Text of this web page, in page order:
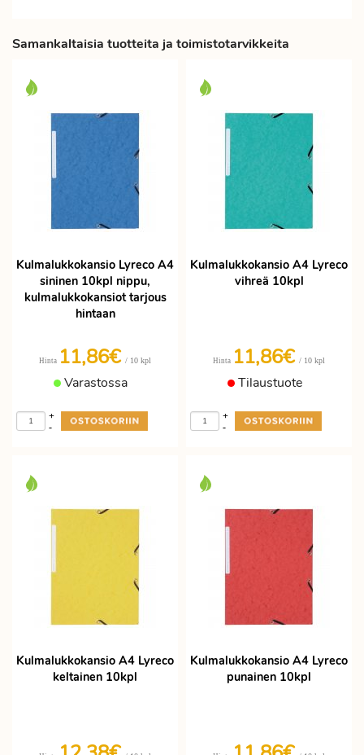
Samankaltaisia tuotteita ja toimistotarvikkeita
Kulmalukkokansio Lyreco A4
sininen 10kpl nippu,
kulmalukkokansiot tarjous
hintaan
Hinta 11,86€ / 10 kpl
Varastossa
-
+
Kulmalukkokansio A4 Lyreco
vihreä 10kpl
Hinta 11,86€ / 10 kpl
Tilaustuote
-
+
Kulmalukkokansio A4 Lyreco
keltainen 10kpl
Kulmalukkokansio A4 Lyreco
punainen 10kpl